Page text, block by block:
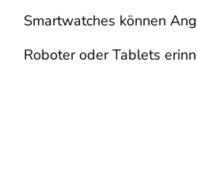
Smartwatches können
Roboter oder Tablets